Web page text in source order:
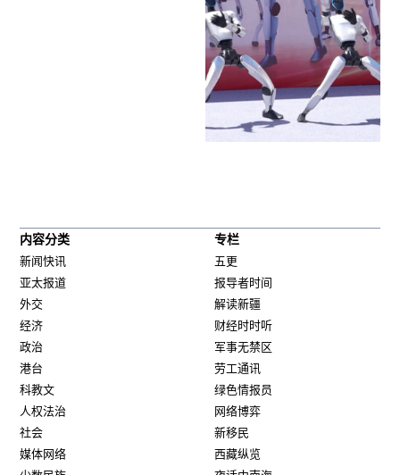
内容分类
新闻快讯
亚太报道
外交
经济
政治
港台
科教文
人权法治
社会
媒体网络
专栏
五更
报导者时间
解读新疆
财经时时听
军事无禁区
劳工通讯
绿色情报员
网络博弈
新移民
西藏纵览